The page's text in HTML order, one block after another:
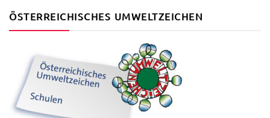
ÖSTERREICHISCHES UMWELTZEICHEN